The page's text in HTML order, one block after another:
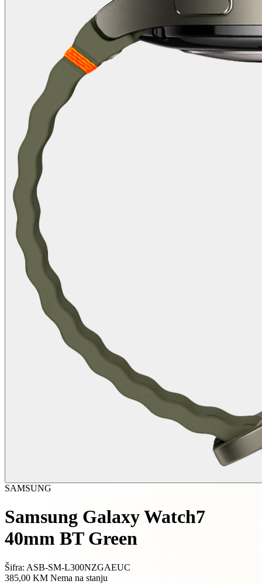
SAMSUNG
Samsung Galaxy Watch7
40mm BT Green
Šifra: ASB-SM-L300NZGAEUC
385,00 KM Nema na stanju